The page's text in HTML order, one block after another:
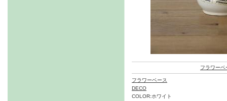
フラワーベ
フラワーベース
DECO
COLOR:ホワイト